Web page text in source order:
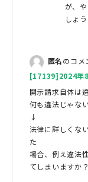
が、
しょう
匿名のコメ
[17139]2024年
開示請求自体は
何も違法じゃな
↓
法律に詳しくな
た
場合、例え違法
てしまいますか？